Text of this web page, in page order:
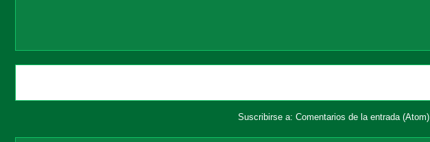
Suscribirse a: Comentarios de la entrada (Atom)